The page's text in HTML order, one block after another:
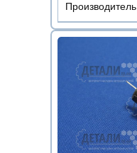
Производитель